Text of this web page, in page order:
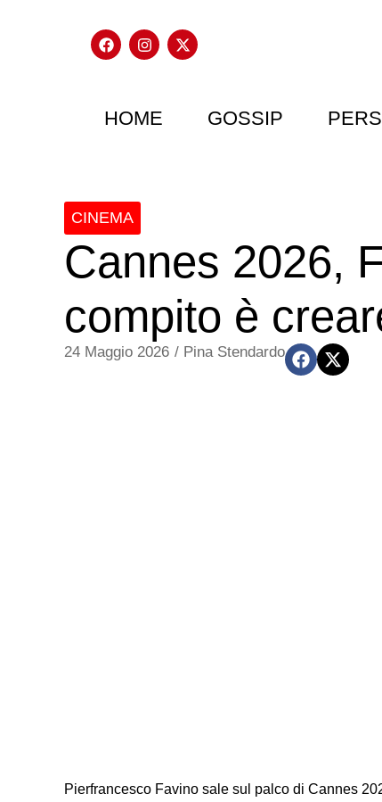
HOME GOSSIP
CINEMA
Cannes 2026,
compito è
24 Maggio 2026 / Pina Stendardo
Pierfrancesco Favino sale sul palco di Cannes